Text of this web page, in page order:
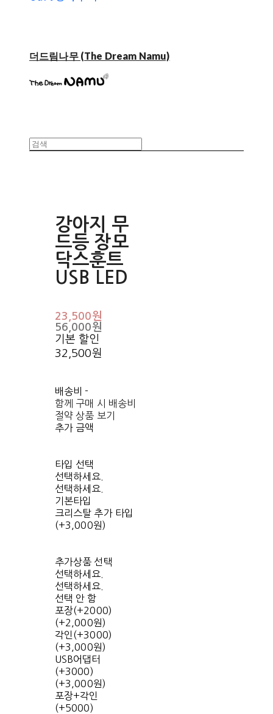
더드림나무 (The Dream Namu)
강아지 무
드등 장모
닥스훈트
USB LED
23,500원
56,000원
기본 할인
32,500원
배송비-
함께 구매 시 배송비
절약 상품 보기
추가 금액
타입 선택
선택하세요.
선택하세요.
기본타입
크리스탈 추가 타입
(+3,000원)
추가상품 선택
선택하세요.
선택하세요.
선택 안 함
포장(+2000)
(+2,000원)
각인(+3000)
(+3,000원)
USB어댑터
(+3000)
(+3,000원)
포장+각인
(+5000)